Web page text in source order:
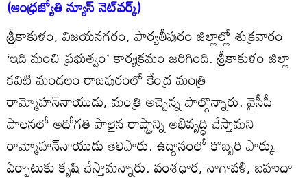
(ఆంధ్రజ్యోతి న్యూస్‌ నెట్‌వర్క్‌)
శ్రీకాకుళం, విజయనగరం, పార్వతీపురం జిల్లాల్లో శుక్రవారం
‘ఇది మంచి ప్రభుత్వం’ కార్యక్రమం జరిగింది. శ్రీకాకుళం జిల్లా
కవిటి మండలం రాజపురంలో కేంద్ర మంత్రి
రామ్మోహన్‌నాయుడు, మంత్రి అచ్చెన్న పాల్గొన్నారు. వైసీపీ
పాలనలో అథోగతి పాలైన రాష్ట్రాన్ని అభివృద్ధి చేస్తామని
రామ్మోహన్‌నాయుడు తెలిపారు. ఉద్దానంలో కొబ్బరి పార్కు
ఏర్పాటుకు కృషి చేస్తామన్నారు. వంశధార, నాగావళి, బహుదా